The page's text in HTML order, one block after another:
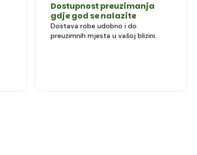
Dostupnost preuzimanja
gdje god se nalazite
Dostava robe udobno i do
preuzimnih mjesta u vašoj blizini.